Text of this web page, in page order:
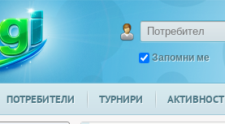
Запомни ме
ПОТРЕБИТЕЛИ ТУРНИРИ АКТИВНОСТ